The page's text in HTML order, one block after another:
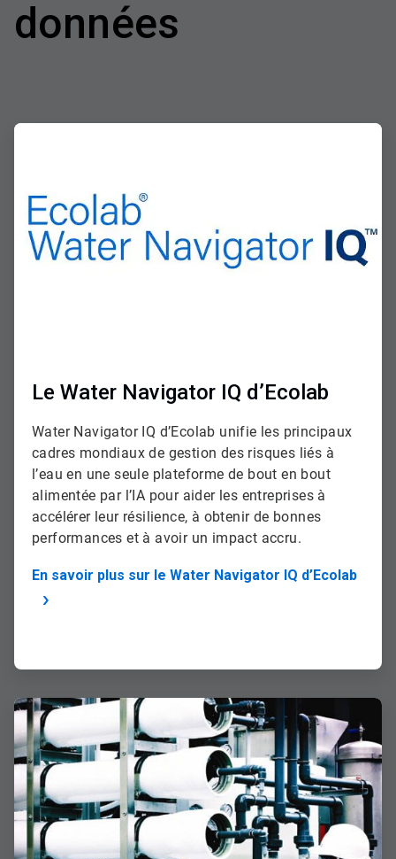
données
ArticleTile
Le Water Navigator IQ d’Ecolab
Water Navigator IQ d’Ecolab unifie les principaux
cadres mondiaux de gestion des risques liés à
l’eau en une seule plateforme de bout en bout
alimentée par l’IA pour aider les entreprises à
accélérer leur résilience, à obtenir de bonnes
performances et à avoir un impact accru.
En savoir plus sur le Water Navigator IQ d’Ecolab
ArticleTile
de
2